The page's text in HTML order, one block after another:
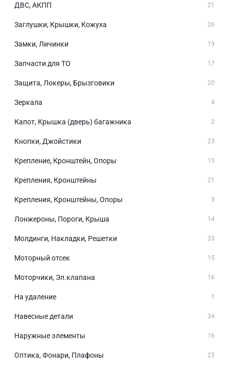
ДВС, АКПП 21
Заглушки, Крышки, Кожуха 26
Замки, Личинки 19
Запчасти для ТО 17
Защита, Локеры, Брызговики 20
Зеркала 4
Капот, Крышка (дверь) багажника 2
Кнопки, Джойстики 23
Крепление, Кронштейн, Опоры 15
Крепления, Кронштейны 21
Крепления, Кронштейны, Опоры 3
Лонжероны, Пороги, Крыша 14
Молдинги, Накладки, Решетки 33
Моторный отсек 15
Моторчики, Эл.клапана 16
На удаление 1
Навесные детали 34
Наружные элементы 16
Оптика, Фонари, Плафоны 25